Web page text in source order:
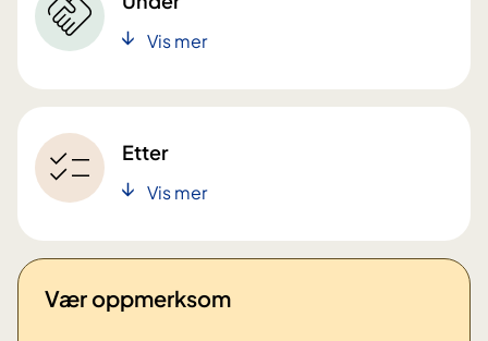
Vis mer
Etter
Vis mer
Vær oppmerksom